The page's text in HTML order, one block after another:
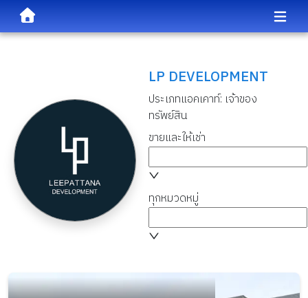
LP DEVELOPMENT
ประเภทแอคเคาท์: เจ้าของ
ทรัพย์สิน
ขายและให้เช่า
ทุกหมวดหมู่